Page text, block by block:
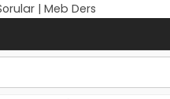
| Meb Ders